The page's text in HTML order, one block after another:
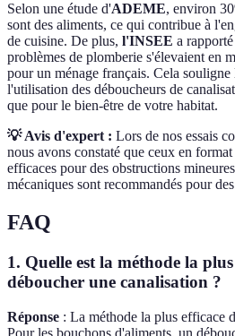
Selon une étude d'ADEME, environ
sont des aliments, ce qui contribue à
de cuisine. De plus, l'INSEE a
problèmes de plomberie s'élevaient en
pour un ménage français. Cela
l'utilisation des déboucheurs de
que pour le bien-être de votre habitat.
💡 Avis d'expert : Lors de nos essais
nous avons constaté que ceux en
efficaces pour des obstructions
mécaniques sont recommandés pour
FAQ
1. Quelle est la méthode la
déboucher une canalisation ?
Réponse : La méthode la plus efficace
Pour les bouchons d'aliments, un